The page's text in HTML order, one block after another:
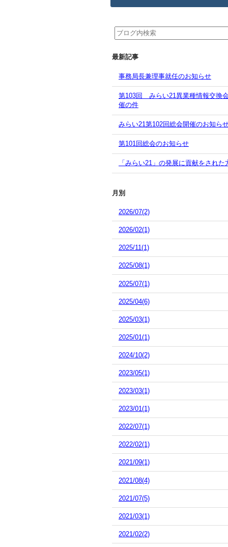
最新記事
事務局長兼理事就任のお知らせ
第103回 みらい21異業種情報交換
催の件
みらい21第102回総会開催のお知ら
第101回総会のお知らせ
「みらい21」の発展に貢献をされた
月別
2026/07(2)
2026/02(1)
2025/11(1)
2025/08(1)
2025/07(1)
2025/04(6)
2025/03(1)
2025/01(1)
2024/10(2)
2023/05(1)
2023/03(1)
2023/01(1)
2022/07(1)
2022/02(1)
2021/09(1)
2021/08(4)
2021/07(5)
2021/03(1)
2021/02(2)